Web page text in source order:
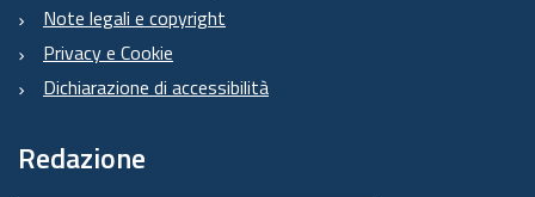
Note legali e copyright
Privacy e Cookie
Dichiarazione di accessibilità
Redazione